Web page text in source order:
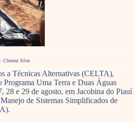
Cleuma Silva
a Técnicas Alternativas (CELTA),
Programa Uma Terra e Duas Águas
28 e 29 de agosto, em Jacobina do Piauí
de Sistemas Simplificados de